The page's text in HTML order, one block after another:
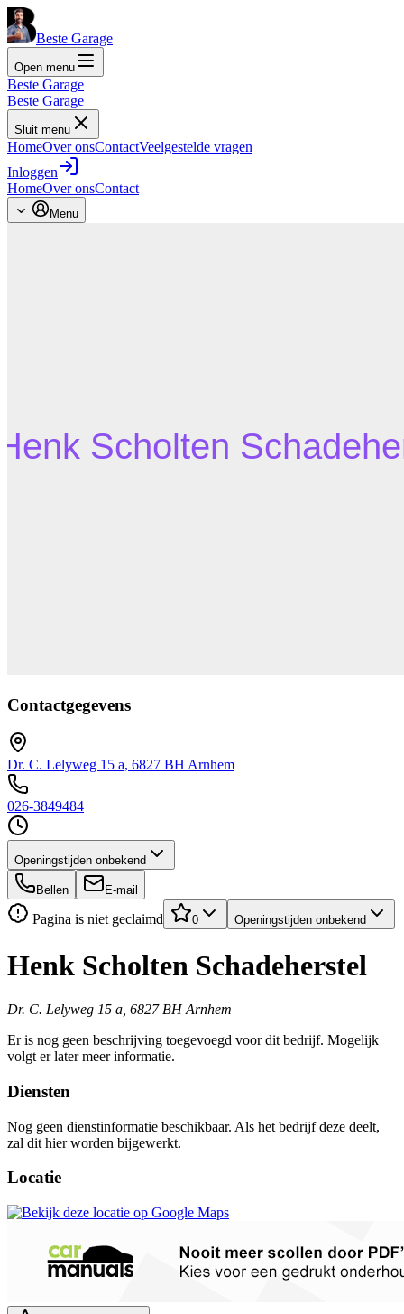
Beste Garage
Open menu
Beste Garage
Beste Garage
Sluit menu
HomeOver onsContactVeelgestelde vragen
Inloggen
HomeOver onsContact
Menu
Contactgegevens
Dr. C. Lelyweg 15 a, 6827 BH Arnhem
026-3849484
Openingstijden onbekend
Bellen E-mail
Pagina is niet geclaimd 0 Openingstijden onbekend
Henk Scholten Schadeherstel
Dr. C. Lelyweg 15 a, 6827 BH Arnhem
Er is nog geen beschrijving toegevoegd voor dit bedrijf. Mogelijk
volgt er later meer informatie.
Diensten
Nog geen dienstinformatie beschikbaar. Als het bedrijf deze deelt,
zal dit hier worden bijgewerkt.
Locatie